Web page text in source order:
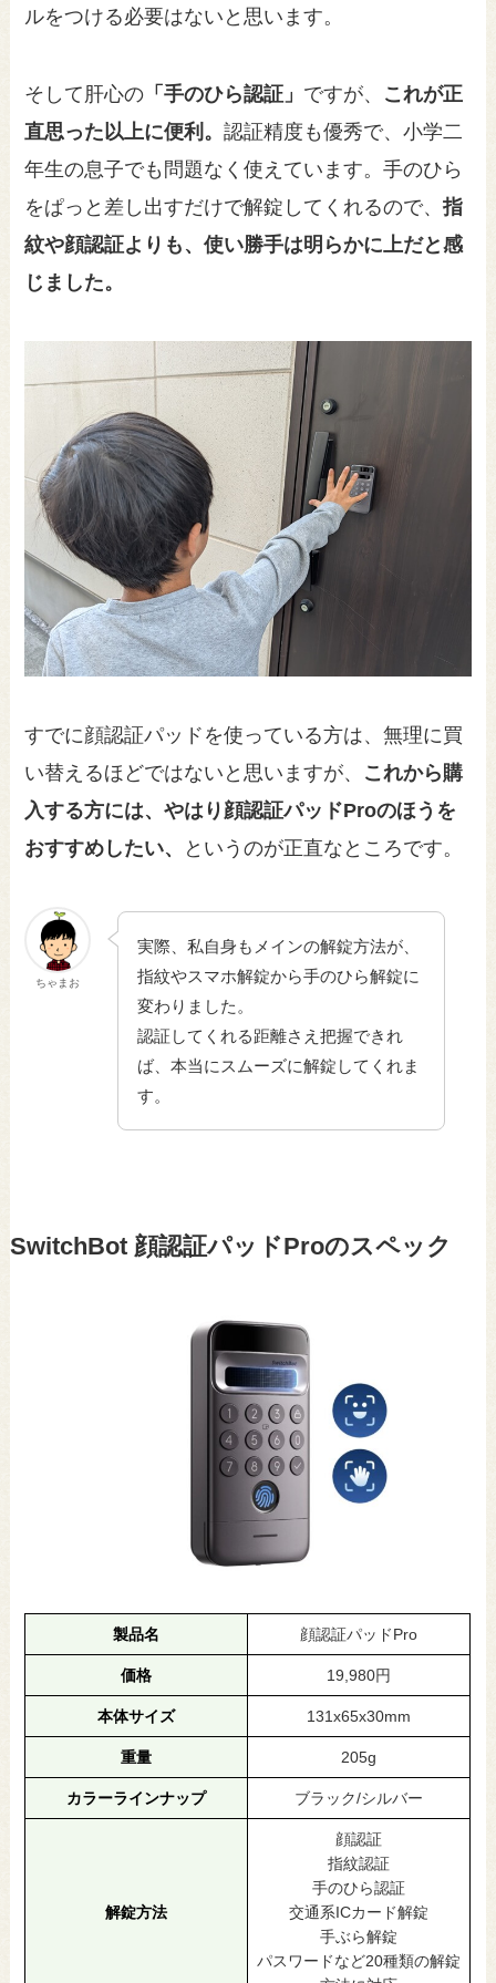
ルをつける必要はないと思います。
そして肝心の 「手のひら認証」 ですが、 これが正
直思った以上に便利。認証精度も優秀で、小学二
年生の息子でも問題なく使えています。手のひら
をぱっと差し出すだけで解錠してくれるので、指
紋や顔認証よりも、使い勝手は明らかに上だと感
じました。
すでに顔認証パッドを使っている方は、無理に買
い替えるほどではないと思いますが、 これから購
入する方には、やはり顔認証パッドProのほうを
おすすめしたい、
というのが正直なところです。
ちゃまお
実際、私自身もメインの解錠方法が、
指紋やスマホ解錠から手のひら解錠に
変わりました。
認証してくれる距離さえ把握できれ
ば、本当にスムーズに解錠してくれま
す。
SwitchBot 顔認証パッドProのスペック
製品名 顔認証パッドPro
価格 19,980円
本体サイズ 131x65x30mm
重量 205g
カラーラインナップ ブラック/シルバー
解錠方法
顔認証
指紋認証
手のひら認証
交通系ICカード解錠
手ぶら解錠
パスワードなど20種類の解錠